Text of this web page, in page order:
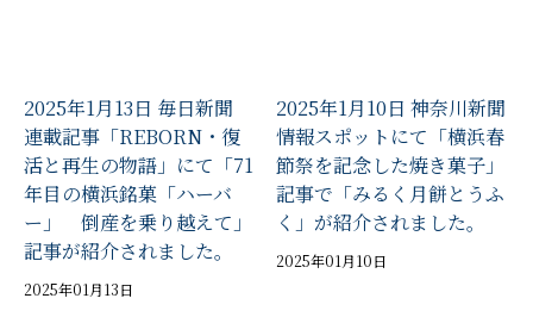
2025年1月13日 毎日新聞
連載記事「REBORN・復
活と再生の物語」にて「71
年目の横浜銘菓「ハーバ
ー」 倒産を乗り越えて」
記事が紹介されました。
2025年01月13日
2025年1月10日 神奈川新聞
情報スポットにて「横浜春
節祭を記念した焼き菓子」
記事で「みるく月餅とうふ
く」が紹介されました。
2025年01月10日